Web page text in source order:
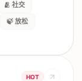
🫂 社交
🍃 放松
HOT